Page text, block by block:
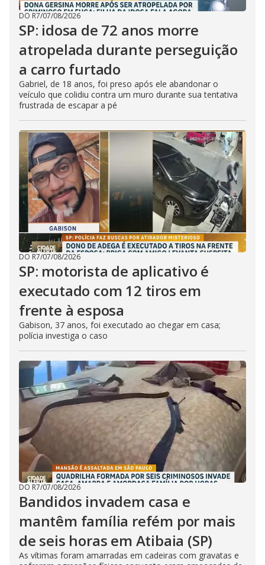
DO R7/07/08/2026
SP: idosa de 72 anos morre
atropelada durante perseguição
a carro furtado
Gabriel, de 18 anos, foi preso após ele abandonar o
veículo que colidiu contra um muro durante sua tentativa
frustrada de escapar a pé
DO R7/07/08/2026
SP: motorista de aplicativo é
executado com 12 tiros em
frente à esposa
Gabison, 37 anos, foi executado ao chegar em casa;
polícia investiga o caso
DO R7/07/08/2026
Bandidos invadem casa e
mantêm família refém por mais
de seis horas em Atibaia (SP)
As vítimas foram amarradas em cadeiras com gravatas e